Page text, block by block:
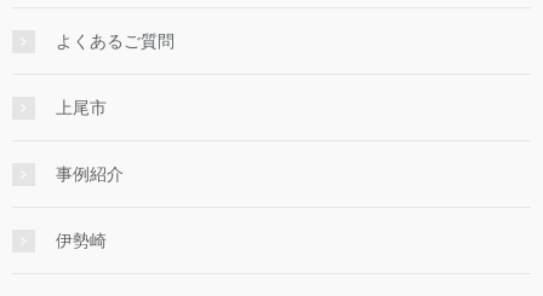
よくあるご質問
上尾市
事例紹介
伊勢崎